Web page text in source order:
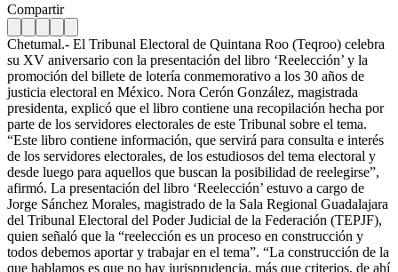
Compartir
Chetumal.- El Tribunal Electoral de Quintana Roo (Teqroo) celebra
su XV aniversario con la presentación del libro ‘Reelección’ y la
promoción del billete de lotería conmemorativo a los 30 años de
justicia electoral en México. Nora Cerón González, magistrada
presidenta, explicó que el libro contiene una recopilación hecha por
parte de los servidores electorales de este Tribunal sobre el tema.
“Este libro contiene información, que servirá para consulta e interés
de los servidores electorales, de los estudiosos del tema electoral y
desde luego para aquellos que buscan la posibilidad de reelegirse”,
afirmó. La presentación del libro ‘Reelección’ estuvo a cargo de
Jorge Sánchez Morales, magistrado de la Sala Regional Guadalajara
del Tribunal Electoral del Poder Judicial de la Federación (TEPJF),
quien señaló que la “reelección es un proceso en construcción y
todos debemos aportar y trabajar en el tema”. “La construcción de la
que hablamos es que no hay jurisprudencia, más que criterios, de ahí